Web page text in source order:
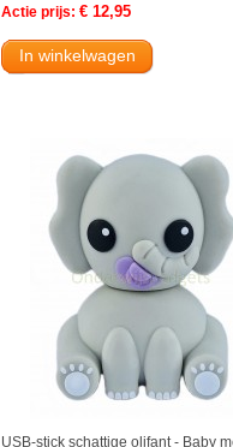
Actie prijs: € 12,95
In winkelwagen
USB-stick schattige olifant - Baby